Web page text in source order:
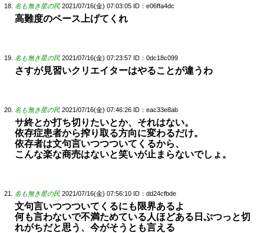
名も無き星の民 2021/07/16(金) 07:03:05 ID：e06ffa4dc
高難度のペース上げてくれ
名も無き星の民 2021/07/16(金) 07:23:57 ID：0dc18c099
さすが見習いクリエイターはやることが違うわ
名も無き星の民 2021/07/16(金) 07:46:26 ID：eac33e8ab
サ終とか打ち切りたいとか、それはない。
依存症患者から搾り取る方向に変わるだけ。
依存者は文句言いつつついてくるから、
こんな楽な商売はないと笑いが止まらないでしょ。
名も無き星の民 2021/07/16(金) 07:56:10 ID：dd24cfbde
文句言いつつついてくるにも限界あるよ
何も言わないで不満ためている人ほどある日ぷつっと切
れがちだと思う、今がそうとも言える